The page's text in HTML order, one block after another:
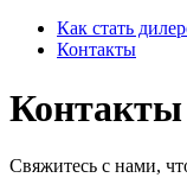
Как стать
Контакты
Контакты
Свяжитесь с нами,